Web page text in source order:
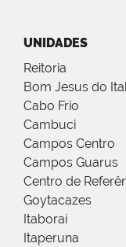
UNIDADES
Reitoria
Bom Jesus do
Cabo Frio
Cambuci
Campos Centro
Campos Guarus
Centro de
Goytacazes
Itaboraí
Itaperuna